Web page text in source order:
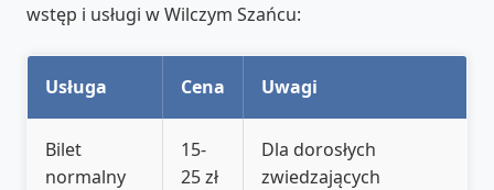
wstęp i usługi w Wilczym Szańcu:
Usługa Cena Uwagi
Bilet
normalny
15-
25 zł
Dla dorosłych
zwiedzających